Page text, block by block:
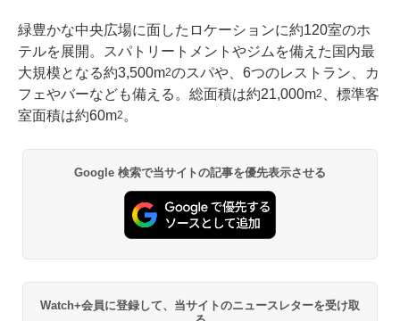
緑豊かな中央広場に面したロケーションに約120室のホ
テルを展開。スパトリートメントやジムを備えた国内最
大規模となる約3,500m2のスパや、6つのレストラン、カ
フェやバーなども備える。総面積は約21,000m2 、標準客
室面積は約60m2。
Google 検索で当サイトの記事を優先表示させる
Watch+会員に登録して、当サイトのニュースレターを受け取